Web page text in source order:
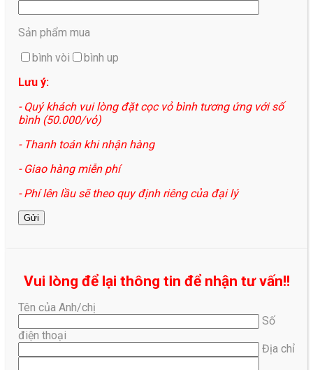
Sản phẩm mua
bình vòi
bình up
Lưu ý:
- Quý khách vui lòng đặt cọc vỏ bình tương ứng với số
bình (50.000/vỏ)
- Thanh toán khi nhận hàng
- Giao hàng miễn phí
- Phí lên lầu sẽ theo quy định riêng của đại lý
Vui lòng để lại thông tin để nhận tư vấn!!
Tên của Anh/chị
Số
điện thoại
Địa chỉ